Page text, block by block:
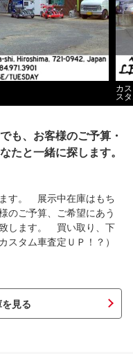
カ
ス
も、お客様のご予算・
たと一緒に探します。
す。 展示中在庫はもち
のご予算、ご希望にあう
します。 買い取り、下
スタム車査定ＵＰ！？）
見る